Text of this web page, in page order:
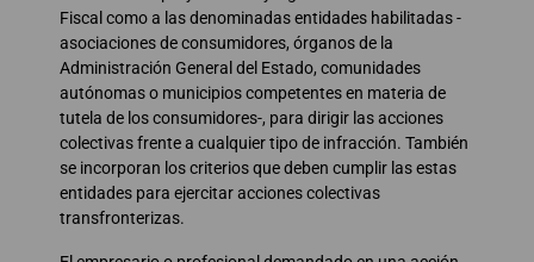
Fiscal como a las denominadas entidades habilitadas -
asociaciones de consumidores, órganos de la
Administración General del Estado, comunidades
autónomas o municipios competentes en materia de
tutela de los consumidores-, para dirigir las acciones
colectivas frente a cualquier tipo de infracción. También
se incorporan los criterios que deben cumplir las estas
entidades para ejercitar acciones colectivas
transfronterizas.